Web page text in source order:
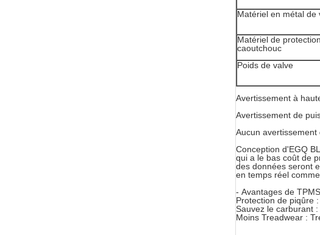
Matériel en métal de
Matériel de
caoutchouc
Poids de valve
Avertissement à
Avertissement de
Aucun avertissement
Conception d'EGQ
qui a le bas coût de
des données seront
en temps réel
- Avantages de TPMS
Protection de piqûre
Sauvez le carburant
Moins Treadwear :